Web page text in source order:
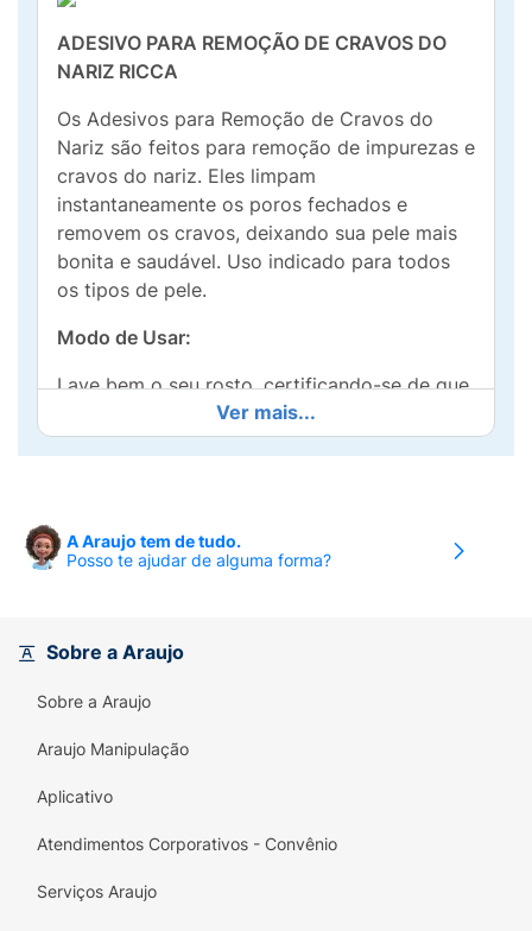
ADESIVO PARA REMOÇÃO DE CRAVOS DO
NARIZ RICCA
Os Adesivos para Remoção de Cravos do
Nariz são feitos para remoção de impurezas e
cravos do nariz. Eles limpam
instantaneamente os poros fechados e
removem os cravos, deixando sua pele mais
bonita e saudável. Uso indicado para todos
os tipos de pele.
Modo de Usar:
Lave bem o seu rosto, certificando-se de que
ele esteja livre de cremes, loções ou
maquiagem. Com as mãos secas abra a
do nariz com água. O nariz deve estar
molhado para que o produto seja aderido
área do nariz umedecido com lado brilhante
voltado para a pele. Pressione a fita adesiva
para que a mesma não fique solta.
Mantenha o adesivo por 15min na pele, o
adesivo deverá enrijecer e secar. Depois que
cuidadosamente começando pelas bordas e
puxando em direção ao centro. Caso fique
algum resíduo, enxágue com água.
Ver mais...
A Araujo tem de tudo.
Posso te ajudar de alguma forma?
Sobre a Araujo
Sobre a Araujo
Araujo Manipulação
Aplicativo
Atendimentos Corporativos - Convênio
Serviços Araujo